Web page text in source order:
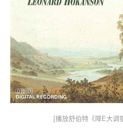
[播放舒伯特《降E大调